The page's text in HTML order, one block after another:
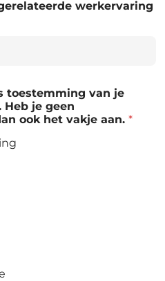
werkervaring
toestemming van je
je geen
ook het vakje aan. *